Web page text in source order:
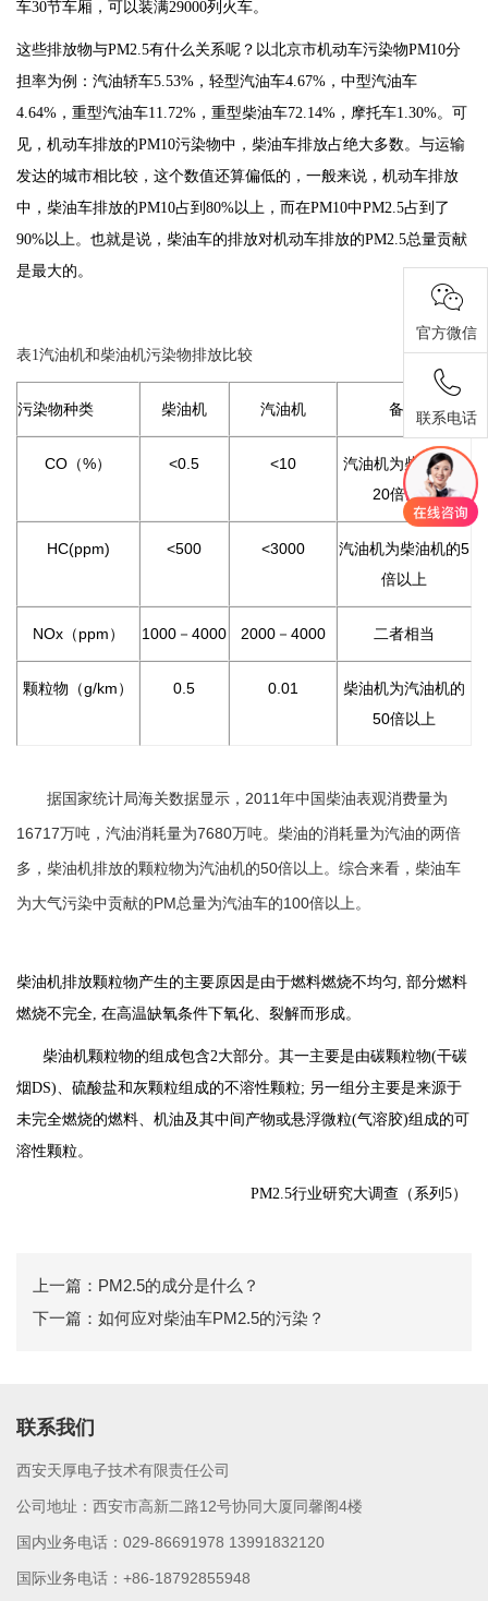
车30节车厢，可以装满29000列火车。
这些排放物与PM2.5有什么关系呢？以北京市机动车污染物PM10分
担率为例：汽油轿车5.53%，轻型汽油车4.67%，中型汽油车
4.64%，重型汽油车11.72%，重型柴油车72.14%，摩托车1.30%。可
见，机动车排放的PM10污染物中，柴油车排放占绝大多数。与运输
发达的城市相比较，这个数值还算偏低的，一般来说，机动车排放
中，柴油车排放的PM10占到80%以上，而在PM10中PM2.5占到了
90%以上。也就是说，柴油车的排放对机动车排放的PM2.5总量贡献
是最大的。
表1汽油机和柴油机污染物排放比较
污染物种类 柴油机 汽油机 备注
CO（%） <0.5 <10
汽油机为柴油机的
20倍以上
HC(ppm) <500 <3000
汽油机为柴油机的5
倍以上
NOx（ppm） 1000－4000 2000－4000 二者相当
颗粒物（g/km） 0.5 0.01
柴油机为汽油机的
50倍以上
据国家统计局海关数据显示，2011年中国柴油表观消费量为
16717万吨，汽油消耗量为7680万吨。柴油的消耗量为汽油的两倍
多，柴油机排放的颗粒物为汽油机的50倍以上。综合来看，柴油车
为大气污染中贡献的PM总量为汽油车的100倍以上。
柴油机排放颗粒物产生的主要原因是由于燃料燃烧不均匀, 部分燃料
燃烧不完全, 在高温缺氧条件下氧化、裂解而形成。
柴油机颗粒物的组成包含2大部分。其一主要是由碳颗粒物(干碳
烟DS)、硫酸盐和灰颗粒组成的不溶性颗粒; 另一组分主要是来源于
未完全燃烧的燃料、机油及其中间产物或悬浮微粒(气溶胶)组成的可
溶性颗粒。
PM2.5行业研究大调查（系列5）
上一篇：PM2.5的成分是什么？
下一篇：如何应对柴油车PM2.5的污染？
联系我们
西安天厚电子技术有限责任公司
公司地址：西安市高新二路12号协同大厦同馨阁4楼
国内业务电话：029-86691978 13991832120
国际业务电话：+86-18792855948
官方微信
联系电话